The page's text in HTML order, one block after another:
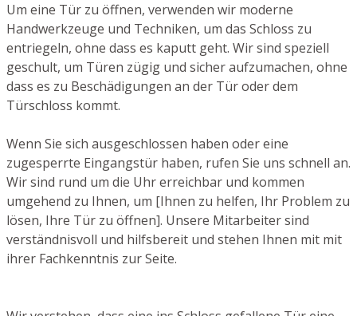
Um eine Tür zu öffnen, verwenden wir moderne
Handwerkzeuge und Techniken, um das Schloss zu
entriegeln, ohne dass es kaputt geht. Wir sind speziell
geschult, um Türen zügig und sicher aufzumachen, ohne
dass es zu Beschädigungen an der Tür oder dem
Türschloss kommt.
Wenn Sie sich ausgeschlossen haben oder eine
zugesperrte Eingangstür haben, rufen Sie uns schnell an.
Wir sind rund um die Uhr erreichbar und kommen
umgehend zu Ihnen, um [Ihnen zu helfen, Ihr Problem zu
lösen, Ihre Tür zu öffnen]. Unsere Mitarbeiter sind
verständnisvoll und hilfsbereit und stehen Ihnen mit mit
ihrer Fachkenntnis zur Seite.